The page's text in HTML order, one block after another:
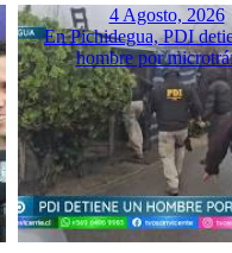
4 Agosto, 2026
En Pichidegua, PDI
hombre por